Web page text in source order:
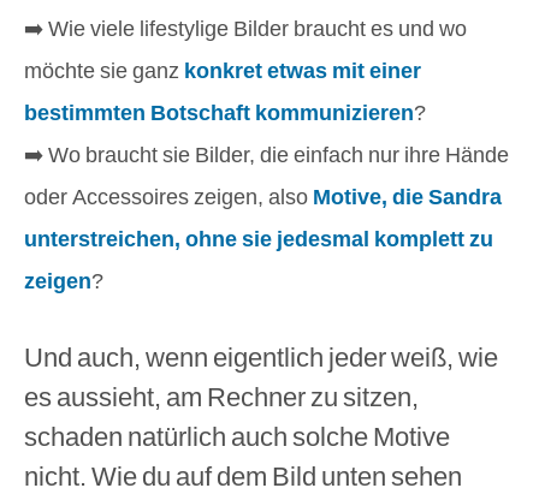
➡️ Wie viele lifestylige Bilder braucht es und wo
möchte sie ganz konkret etwas mit einer
bestimmten Botschaft kommunizieren?
➡️ Wo braucht sie Bilder, die einfach nur ihre Hände
oder Accessoires zeigen, also Motive, die Sandra
unterstreichen, ohne sie jedesmal komplett zu
zeigen?
Und auch, wenn eigentlich jeder weiß, wie
es aussieht, am Rechner zu sitzen,
schaden natürlich auch solche Motive
nicht. Wie du auf dem Bild unten sehen